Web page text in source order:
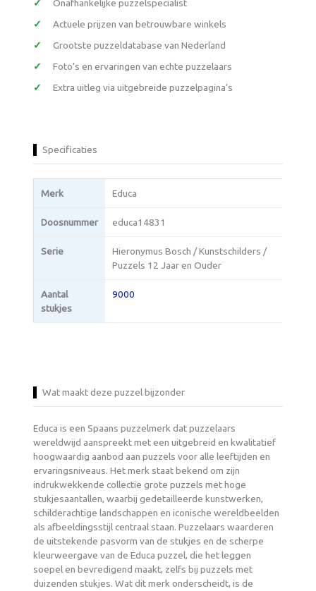
Onafhankelijke puzzelspecialist
Actuele prijzen van betrouwbare winkels
Grootste puzzeldatabase van Nederland
Foto’s en ervaringen van echte puzzelaars
Extra uitleg via uitgebreide puzzelpagina’s
Specificaties
Merk Educa
Doosnummer educa14831
Serie
Hieronymus Bosch / Kunstschilders /
Puzzels 12 Jaar en Ouder
Aantal
stukjes
9000
Wat maakt deze puzzel bijzonder
Educa is een Spaans puzzelmerk dat puzzelaars
wereldwijd aanspreekt met een uitgebreid en kwalitatief
hoogwaardig aanbod aan puzzels voor alle leeftijden en
ervaringsniveaus. Het merk staat bekend om zijn
indrukwekkende collectie grote puzzels met hoge
stukjesaantallen, waarbij gedetailleerde kunstwerken,
schilderachtige landschappen en iconische wereldbeelden
als afbeeldingsstijl centraal staan. Puzzelaars waarderen
de uitstekende pasvorm van de stukjes en de scherpe
kleurweergave van de Educa puzzel, die het leggen
soepel en bevredigend maakt, zelfs bij puzzels met
duizenden stukjes. Wat dit merk onderscheidt, is de